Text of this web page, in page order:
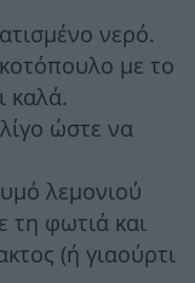
νερό.
με το
καλά.
ώστε να
λεμονιού
τη φωτιά και
(ή γιαούρτι